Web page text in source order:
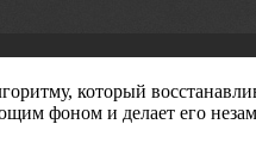
который
фоном и делает его